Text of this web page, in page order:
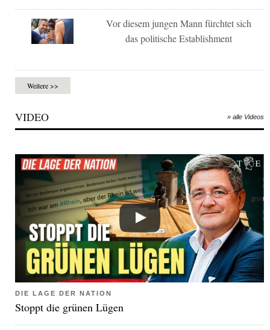
Vor diesem jungen Mann fürchtet sich
das politische Establishment
Weitere >>
VIDEO » alle Videos
DIE LAGE DER NATION
Stoppt die grünen Lügen